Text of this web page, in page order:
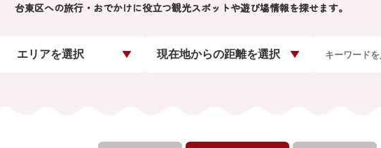
台東区への旅行・おでかけに役立つ観光スポットや遊び場情報を探せます。
エリアを選択 現在地からの距離を選択